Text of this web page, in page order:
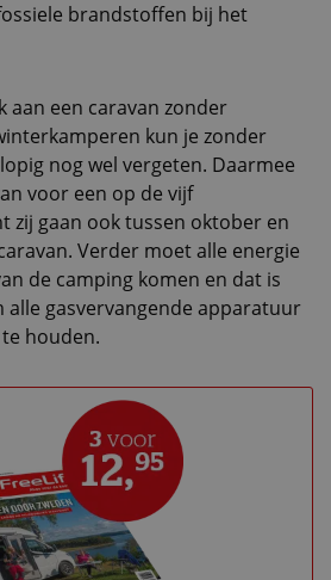
brandstoffen bij het
aan een caravan zonder
kun je zonder
nog wel vergeten. Daarmee
voor een op de vijf
zij gaan ook tussen oktober en
Verder moet alle energie
de camping komen en dat is
alle gasvervangende apparatuur
houden.